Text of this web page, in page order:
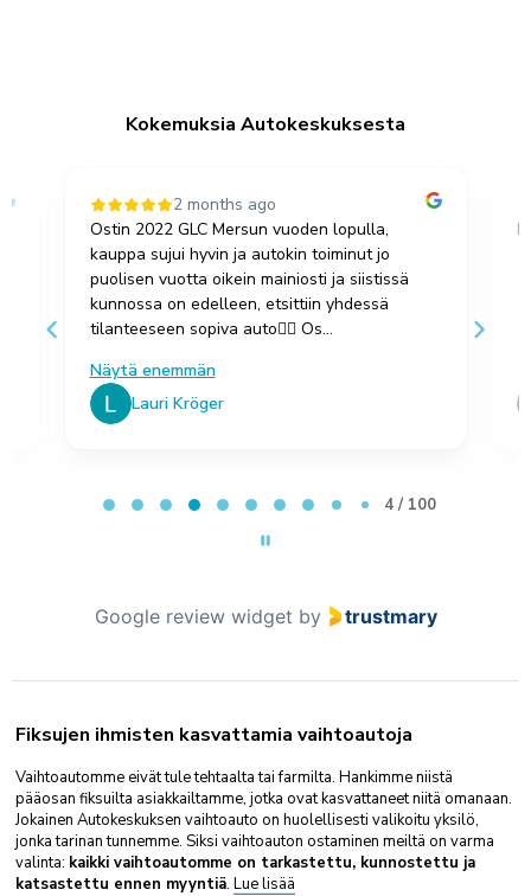
Kokemuksia Autokeskuksesta
2 months ago
Ostin 2022 GLC Mersun vuoden lopulla,
kauppa sujui hyvin ja autokin toiminut jo
puolisen vuotta oikein mainiosti ja siistissä
kunnossa on edelleen, etsittiin yhdessä
tilanteeseen sopiva auto👍🏻 Os...
Näytä enemmän
Lauri Kröger
4 / 100
Google review widget by trustmary
Fiksujen ihmisten kasvattamia vaihtoautoja
Vaihtoautomme eivät tule tehtaalta tai farmilta. Hankimme niistä
pääosan fiksuilta asiakkailtamme, jotka ovat kasvattaneet niitä omanaan.
Jokainen Autokeskuksen vaihtoauto on huolellisesti valikoitu yksilö,
jonka tarinan tunnemme. Siksi vaihtoauton ostaminen meiltä on varma
valinta: kaikki vaihtoautomme on tarkastettu, kunnostettu ja
katsastettu ennen myyntiä. Lue lisää